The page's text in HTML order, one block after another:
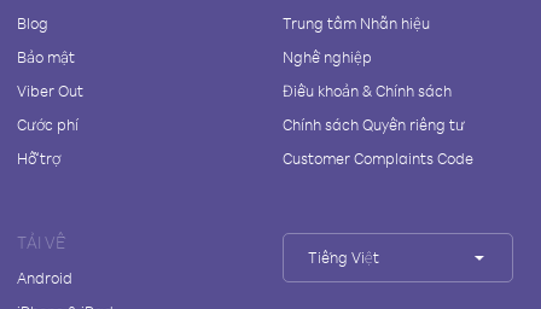
Blog
Bảo mật
Viber Out
Cước phí
Hỗ trợ
Trung tâm Nhãn hiệu
Nghề nghiệp
Điều khoản & Chính sách
Chính sách Quyền riêng tư
Customer Complaints Code
TẢI VỀ
Android
Tiếng Việt